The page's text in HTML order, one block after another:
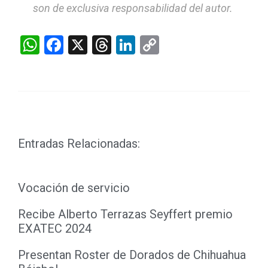
son de exclusiva responsabilidad del autor.
WhatsApp
Facebook
X Threads
LinkedIn
Entradas Relacionadas:
Vocación de servicio
Recibe Alberto Terrazas Seyffert premio
EXATEC 2024
Presentan Roster de Dorados de Chihuahua